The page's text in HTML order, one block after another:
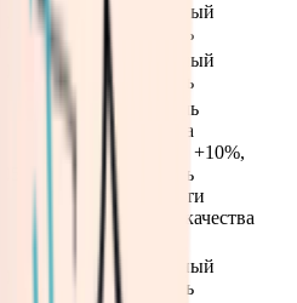
Стандартный
множитель
Стандартный
множитель
Множитель
количества
предметов +10%,
множитель
вероятности
высокого качества
+5%
Стандартный
множитель